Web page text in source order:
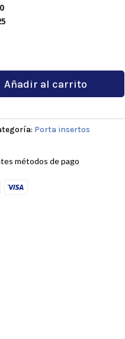
Añadir al carrito
Porta insertos
métodos de pago